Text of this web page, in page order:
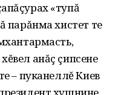
«тупă
парăнма хистет те
анăç çипсене
– пуканеллĕ Киев